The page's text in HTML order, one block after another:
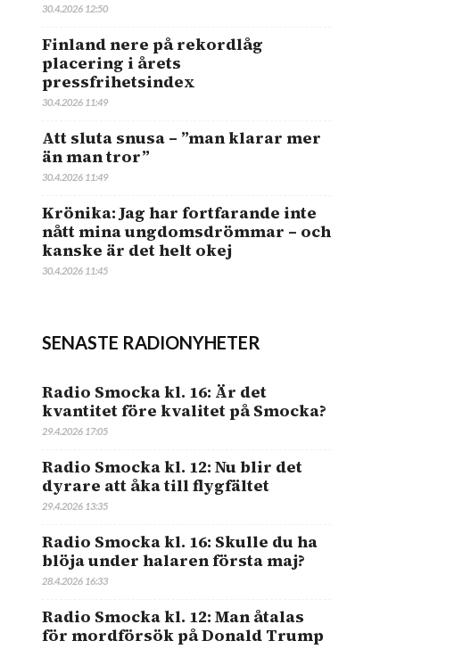
30.4.2026 12:50
Finland nere på rekordlåg
placering i årets
pressfrihetsindex
30.4.2026 11:49
Att sluta snusa – ”man klarar mer
än man tror”
30.4.2026 11:49
Krönika: Jag har fortfarande inte
nått mina ungdomsdrömmar – och
kanske är det helt okej
30.4.2026 11:45
SENASTE RADIONYHETER
Radio Smocka kl. 16: Är det
kvantitet före kvalitet på Smocka?
29.4.2026 17:05
Radio Smocka kl. 12: Nu blir det
dyrare att åka till flygfältet
29.4.2026 13:35
Radio Smocka kl. 16: Skulle du ha
blöja under halaren första maj?
28.4.2026 16:33
Radio Smocka kl. 12: Man åtalas
för mordförsök på Donald Trump